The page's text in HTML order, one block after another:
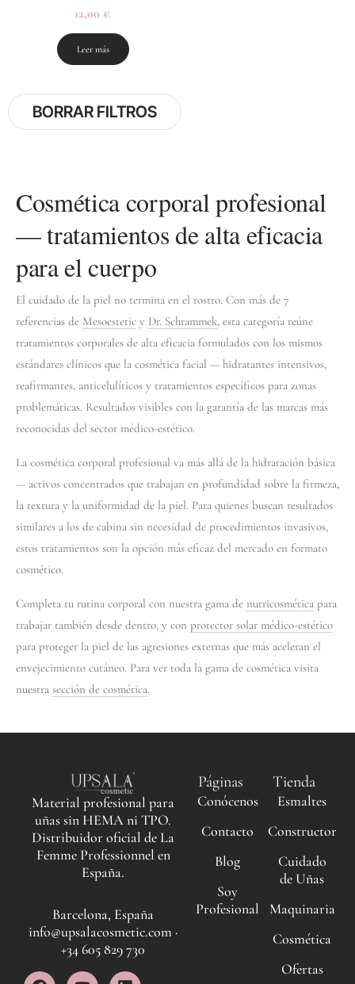
BORRAR FILTROS
12,00 €
Leer más
Cosmética corporal profesional
— tratamientos de alta eficacia
para el cuerpo
El cuidado de la piel no termina en el rostro. Con más de 7
referencias de Mesoestetic y Dr. Schrammek, esta categoría reúne
tratamientos corporales de alta eficacia formulados con los mismos
estándares clínicos que la cosmética facial — hidratantes intensivos,
reafirmantes, anticelulíticos y tratamientos específicos para zonas
problemáticas. Resultados visibles con la garantía de las marcas más
reconocidas del sector médico-estético.
La cosmética corporal profesional va más allá de la hidratación básica
— activos concentrados que trabajan en profundidad sobre la firmeza,
la textura y la uniformidad de la piel. Para quienes buscan resultados
similares a los de cabina sin necesidad de procedimientos invasivos,
estos tratamientos son la opción más eficaz del mercado en formato
cosmético.
Completa tu rutina corporal con nuestra gama de nutricosmética para
trabajar también desde dentro, y con protector solar médico-estético
para proteger la piel de las agresiones externas que más aceleran el
envejecimiento cutáneo. Para ver toda la gama de cosmética visita
nuestra sección de cosmética.
Material profesional para
uñas sin HEMA ni TPO.
Distribuidor oficial de La
Femme Professionnel en
España.
Barcelona, España
info@upsalacosmetic.com ·
+34 605 829 730
F Y L
I
Páginas
Conócenos
Contacto
Blog
Soy
Profesional
Tienda
Esmaltes
Constructor
Cuidado
de Uñas
Maquinaria
Cosmética
Ofertas